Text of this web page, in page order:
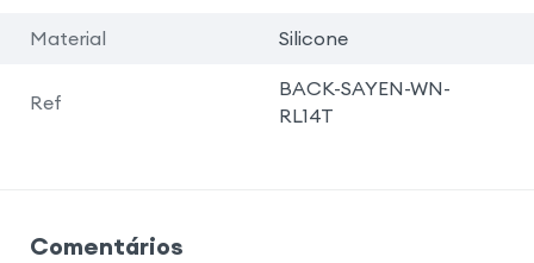
Material Silicone
Ref
BACK-SAYEN-WN-
RL14T
Comentários